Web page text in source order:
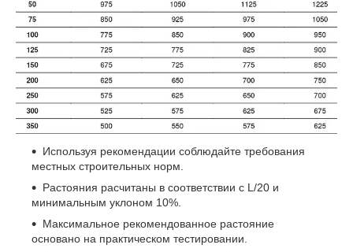
Используя рекомендации соблюдайте требования
местных строительных норм.
Растояния расчитаны в соответствии с L/20 и
минимальным уклоном 10%.
Максимальное рекомендованное растояние
основано на практическом тестировании.